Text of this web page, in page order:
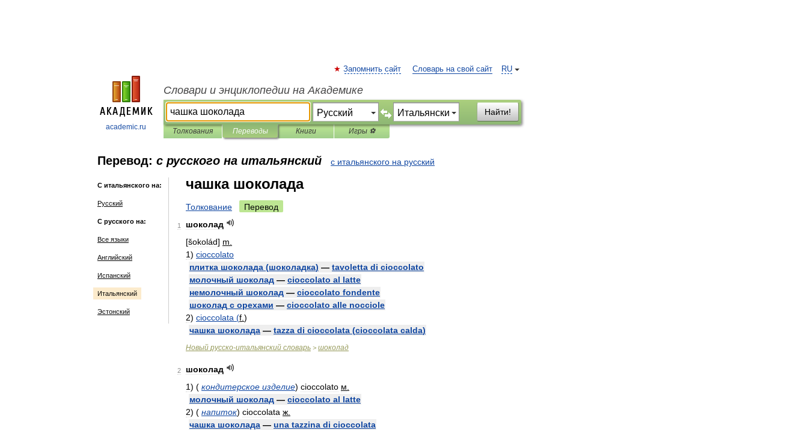
academic.ru
RU
Запомнить сайт Словарь на свой сайт
Словари и энциклопедии на Академике
Найти!
Толкования Переводы Книги Игры ⚽
Перевод: с русского на итальянский с итальянского на русский
С итальянского на:
Русский
С русского на:
Все языки
Английский
Испанский
Итальянский
Эстонский
чашка шоколада
Толкование Перевод
1
шоколад
[šokolád] m
1) cioccolato
плитка шоколада (шоколадка) — tavoletta di cioccolato
молочный шоколад — cioccolato al latte
немолочный шоколад — cioccolato fondente
шоколад с орехами — cioccolato alle nocciole
2) cioccolata (f )
чашка шоколада — tazza di cioccolata (cioccolata calda)
Новый русско-итальянский словарь > шоколад
2
шоколад
1) ( кондитерское изделие) cioccolato м
молочный шоколад — cioccolato al latte
2) ( напиток) cioccolata ж
чашка шоколада — una tazzina di cioccolata